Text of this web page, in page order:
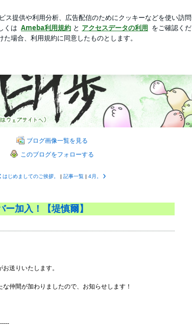
ブログ画像一覧を見る
このブログをフォローする
はじめましてのご挨拶。 | 記事一覧 | 4月。
ー加入！【堤慎爾】
送りいたします。
仲間が加わりましたので、お知らせします！